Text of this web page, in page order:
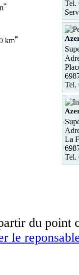
*
km*
Tel.
Tel.
La
Tel.
du point
le